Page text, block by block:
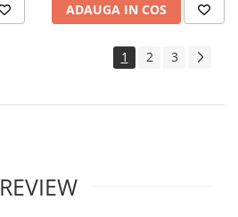
ADAUGA IN COS
1 2 3
REVIEW